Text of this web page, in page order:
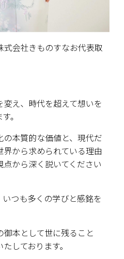
会社きものすなお代表取
え、時代を超えて想いを
。
本質的な価値と、現代だ
から求められている理由
から深く説いてください
つも多くの学びと感銘を
本として世に残ること
しております。